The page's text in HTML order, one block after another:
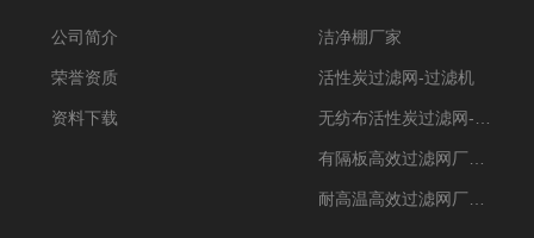
公司简介
荣誉资质
资料下载
洁净棚厂家
活性炭过滤网-过滤机